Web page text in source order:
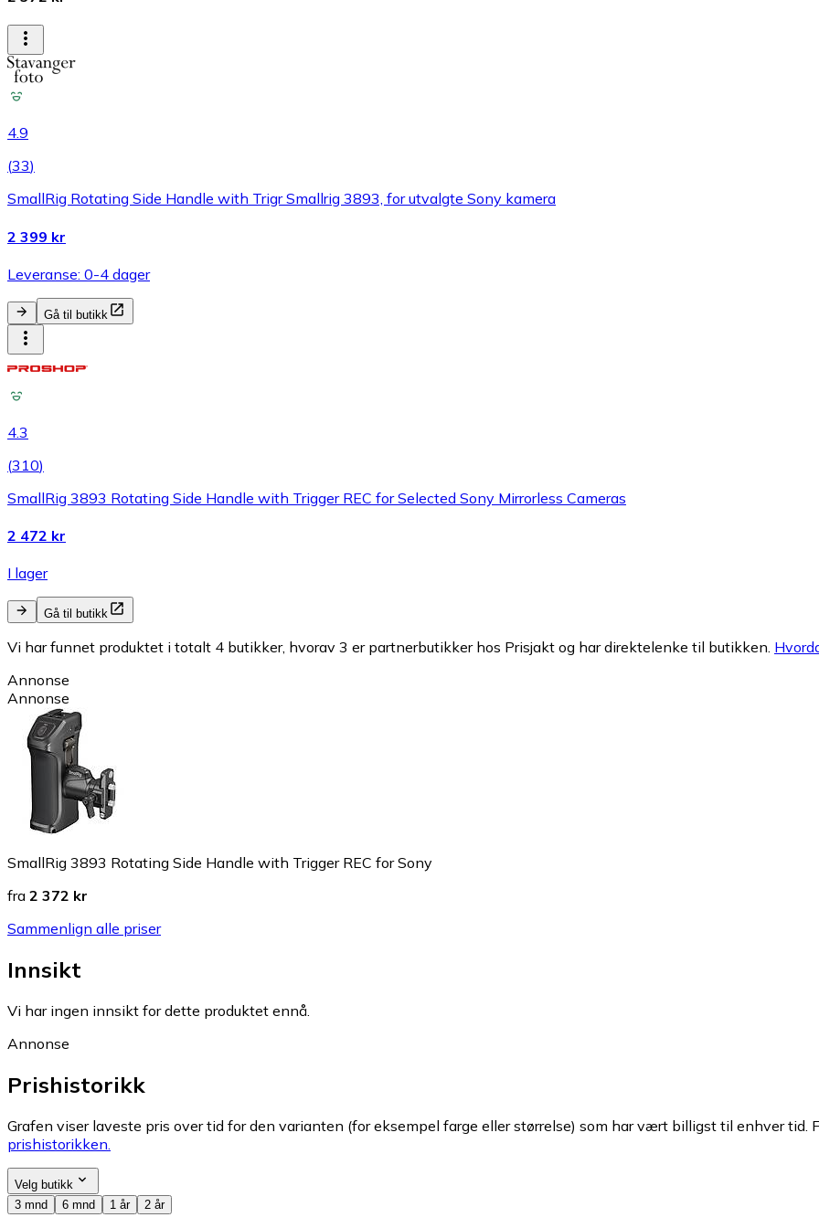
4.9
(33)
SmallRig Rotating Side Handle with Trigr Smallrig 3893, for utvalgte Sony kamera
2 399 kr
Leveranse: 0-4 dager
Gå til butikk
4.3
(310)
SmallRig 3893 Rotating Side Handle with Trigger REC for Selected Sony Mirrorless Cameras
2 472 kr
I lager
Gå til butikk
Vi har funnet produktet i totalt 4 butikker, hvorav 3 er partnerbutikker hos Prisjakt og har direktelenke til butikken.
Annonse
Annonse
SmallRig 3893 Rotating Side Handle with Trigger REC for Sony
fra 2 372 kr
Sammenlign alle priser
Innsikt
Vi har ingen innsikt for dette produktet ennå.
Annonse
Prishistorikk
Grafen viser laveste pris over tid for den varianten (for eksempel farge eller størrelse) som har vært billigst til enhver tid.
prishistorikken.
Velg butikk
3 mnd
6 mnd 1 år 2 år